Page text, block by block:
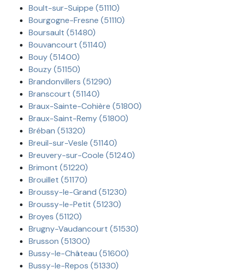
Boult-sur-Suippe (51110)
Bourgogne-Fresne (51110)
Boursault (51480)
Bouvancourt (51140)
Bouy (51400)
Bouzy (51150)
Brandonvillers (51290)
Branscourt (51140)
Braux-Sainte-Cohière (51800)
Braux-Saint-Remy (51800)
Bréban (51320)
Breuil-sur-Vesle (51140)
Breuvery-sur-Coole (51240)
Brimont (51220)
Brouillet (51170)
Broussy-le-Grand (51230)
Broussy-le-Petit (51230)
Broyes (51120)
Brugny-Vaudancourt (51530)
Brusson (51300)
Bussy-le-Château (51600)
Bussy-le-Repos (51330)